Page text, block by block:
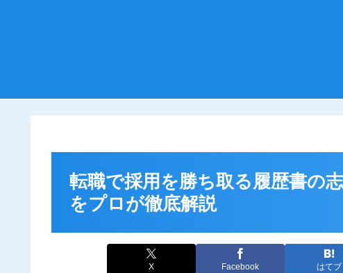
転職で採用を勝ち取る履歴書の
をプロが徹底解説
X Facebook はてブ